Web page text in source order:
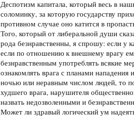
Деспотизм капитала, который весь в
соломинку, за которую государству
противном случае оно катится в
Того, который от либеральной души
рода безнравственны, я спрошу: если у
если по отношению к внешнему врагу
безнравственным употреблять всякие
ознакомлять врага с планами нападения
ночью или неравным числом людей, то
худшего врага, нарушителя
назвать недозволенными и
Может ли здравый логический ум